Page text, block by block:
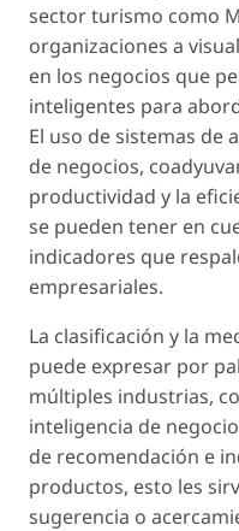
sector turismo como
organizaciones a
en los negocios que
inteligentes para
El uso de sistemas de
de negocios,
productividad y la
se pueden tener en
indicadores que
empresariales.
La clasificación y la
puede expresar por
múltiples industrias,
inteligencia de
de recomendación e
productos, esto les
sugerencia o